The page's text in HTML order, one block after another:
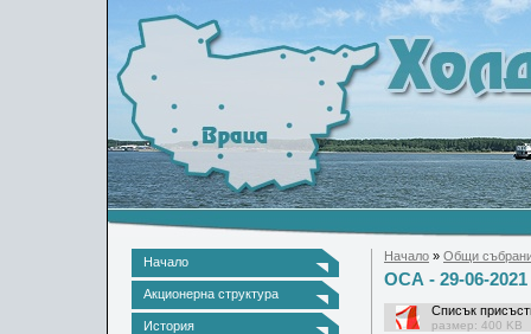
Начало
Акционерна структура
История
Начало » Общи
ОСА - 29-06-2021
Списък
размер: 400 KB